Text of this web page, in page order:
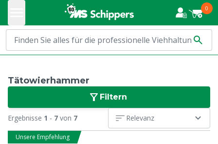
0
Tätowierhammer
Filtern
Ergebnisse 1 - 7 von 7 Relevanz
Unsere Empfehlung